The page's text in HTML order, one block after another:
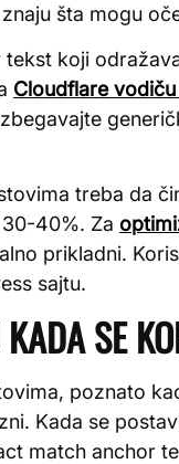
šta mogu
koji
Cloudflare vodiču
treba da
40%. Za
prikladni.
sajtu.
SE
poznato
Kada se
match anchor